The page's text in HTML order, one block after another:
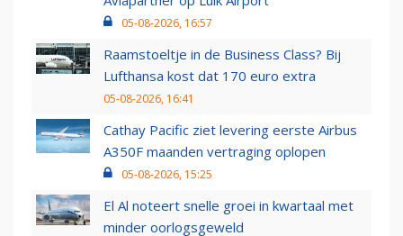
05-08-2026, 16:57
Raamstoeltje in de Business Class? Bij
Lufthansa kost dat 170 euro extra
05-08-2026, 16:41
Cathay Pacific ziet levering eerste Airbus
A350F maanden vertraging oplopen
05-08-2026, 15:25
El Al noteert snelle groei in kwartaal met
minder oorlogsgeweld